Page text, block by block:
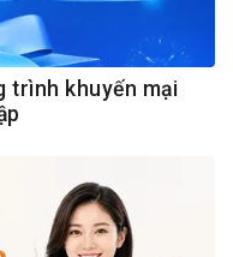
trình khuyến mại